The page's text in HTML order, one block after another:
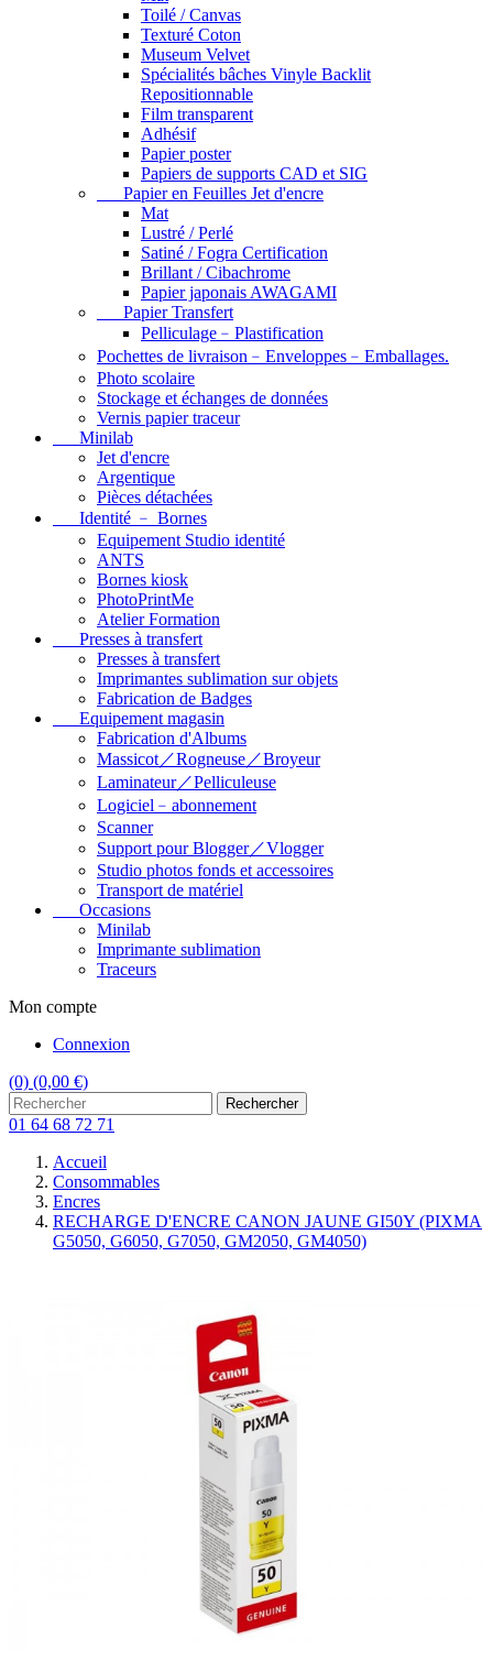
Toilé / Canvas
Texturé Coton
Museum Velvet
Spécialités bâches Vinyle Backlit
Repositionnable
Film transparent
Adhésif
Papier poster
Papiers de supports CAD et SIG
Papier en Feuilles Jet d'encre
Mat
Lustré / Perlé
Satiné / Fogra Certification
Brillant / Cibachrome
Papier japonais AWAGAMI
Papier Transfert
Pelliculage﹣Plastification
Pochettes de livraison﹣Enveloppes﹣Emballages.
Photo scolaire
Stockage et échanges de données
Vernis papier traceur
Minilab
Jet d'encre
Argentique
Pièces détachées
Identité ﹣ Bornes
Equipement Studio identité
ANTS
Bornes kiosk
PhotoPrintMe
Atelier Formation
Presses à transfert
Presses à transfert
Imprimantes sublimation sur objets
Fabrication de Badges
Equipement magasin
Fabrication d'Albums
Massicot／Rogneuse／Broyeur
Laminateur／Pelliculeuse
Logiciel﹣abonnement
Scanner
Support pour Blogger／Vlogger
Studio photos fonds et accessoires
Transport de matériel
Occasions
Minilab
Imprimante sublimation
Traceurs
Mon compte
Connexion
(0) (0,00 €)
Rechercher
01 64 68 72 71
Accueil
Consommables
Encres
RECHARGE D'ENCRE CANON JAUNE GI50Y (PIXMA
G5050, G6050, G7050, GM2050, GM4050)